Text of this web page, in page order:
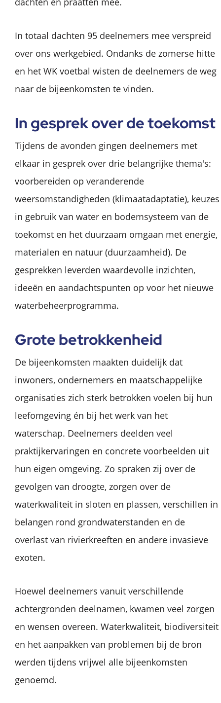
In totaal dachten 95 deelnemers mee verspreid
over ons werkgebied. Ondanks de zomerse hitte
en het WK voetbal wisten de deelnemers de weg
naar de bijeenkomsten te vinden.
In gesprek over de toekomst
Tijdens de avonden gingen deelnemers met
elkaar in gesprek over drie belangrijke thema's:
voorbereiden op veranderende
weersomstandigheden (klimaatadaptatie), keuzes
in gebruik van water en bodemsysteem van de
toekomst en het duurzaam omgaan met energie,
materialen en natuur (duurzaamheid). De
gesprekken leverden waardevolle inzichten,
ideeën en aandachtspunten op voor het nieuwe
waterbeheerprogramma.
Grote betrokkenheid
De bijeenkomsten maakten duidelijk dat
inwoners, ondernemers en maatschappelijke
organisaties zich sterk betrokken voelen bij hun
leefomgeving én bij het werk van het
waterschap. Deelnemers deelden veel
praktijkervaringen en concrete voorbeelden uit
hun eigen omgeving. Zo spraken zij over de
gevolgen van droogte, zorgen over de
waterkwaliteit in sloten en plassen, verschillen in
belangen rond grondwaterstanden en de
overlast van rivierkreeften en andere invasieve
exoten.
Hoewel deelnemers vanuit verschillende
achtergronden deelnamen, kwamen veel zorgen
en wensen overeen. Waterkwaliteit, biodiversiteit
en het aanpakken van problemen bij de bron
werden tijdens vrijwel alle bijeenkomsten
genoemd.